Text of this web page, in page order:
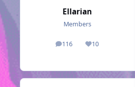
Ellarian
Members
116
posts 10
Reputation